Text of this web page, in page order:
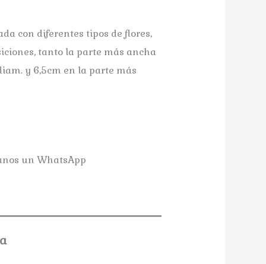
Corona porcelana Md.: Cassidy
con diferentes tipos de flores,
tanto la parte más ancha
y 6,5cm en la parte más
un WhatsApp